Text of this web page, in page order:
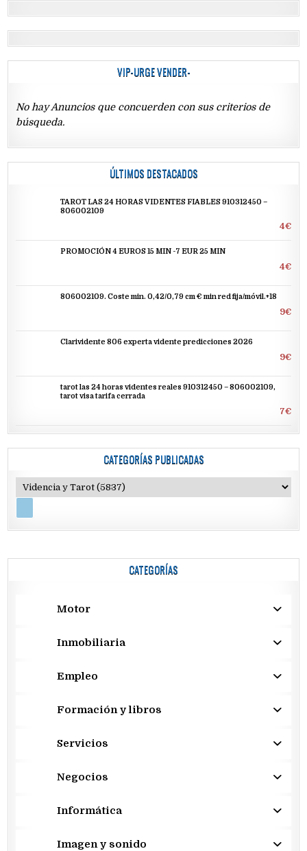
VIP-URGE VENDER-
No hay Anuncios que concuerden con sus criterios de
búsqueda.
ÚLTIMOS DESTACADOS
TAROT LAS 24 HORAS VIDENTES FIABLES 910312450 –
806002109
4€
PROMOCIÓN 4 EUROS 15 MIN -7 EUR 25 MIN
4€
806002109. Coste min. 0,42/0,79 cm € min red fija/móvil.+18
9€
Clarividente 806 experta vidente predicciones 2026
9€
tarot las 24 horas videntes reales 910312450 – 806002109,
tarot visa tarifa cerrada
7€
CATEGORÍAS PUBLICADAS
CATEGORÍAS
Motor
Inmobiliaria
Empleo
Formación y libros
Servicios
Negocios
Informática
Imagen y sonido